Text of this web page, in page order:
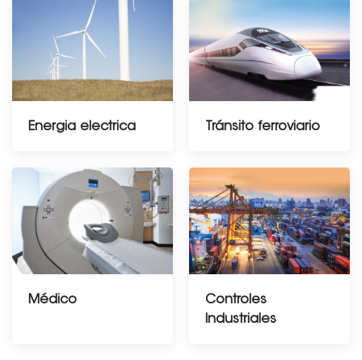
Energia electrica Tránsito ferroviario
Médico
Controles
Industriales